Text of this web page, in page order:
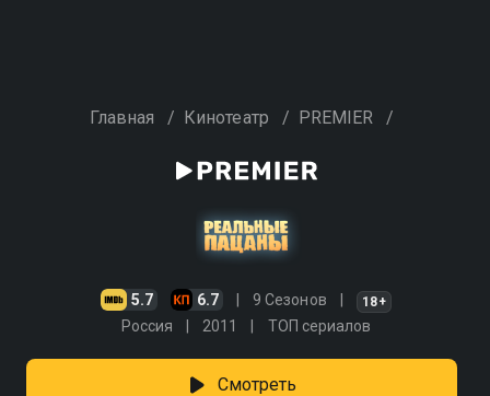
Главная / Кинотеатр / PREMIER /
5.7 6.7 9 Сезонов 18+
Россия 2011 ТОП сериалов
Смотреть